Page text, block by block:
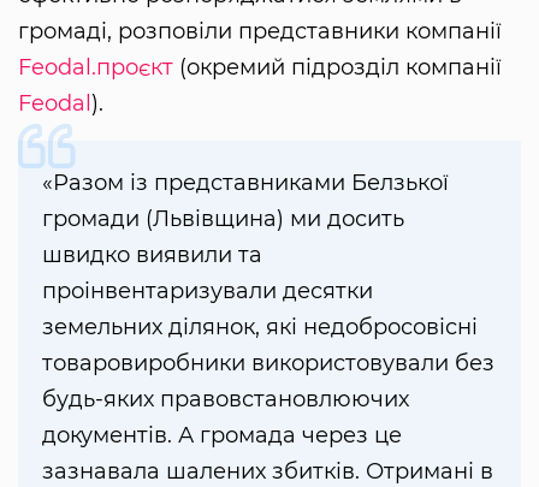
громаді, розповіли представники компанії
Feodal.проєкт (окремий підрозділ компанії
Feodal ).
«Разом із представниками Белзької
громади (Львівщина) ми досить
швидко виявили та
проінвентаризували десятки
земельних ділянок, які недобросовісні
товаровиробники використовували без
будь-яких правовстановлюючих
документів. А громада через це
зазнавала шалених збитків. Отримані в